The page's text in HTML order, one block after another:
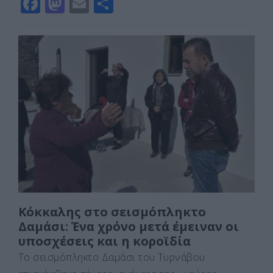
c
b d
o
n
ai
l α
σ
τε
ίτ
ε
Κόκκαλης στο σεισμόπληκτο
Δαμάσι: Ένα χρόνο μετά έμειναν οι
υποσχέσεις και η κοροϊδία
Το σεισμόπληκτο Δαμάσι του Τυρνάβου